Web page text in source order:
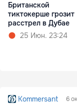
Британской
тиктокерше грозит
расстрел в Дубае
25 Июн. 23:24
Kommersant 6